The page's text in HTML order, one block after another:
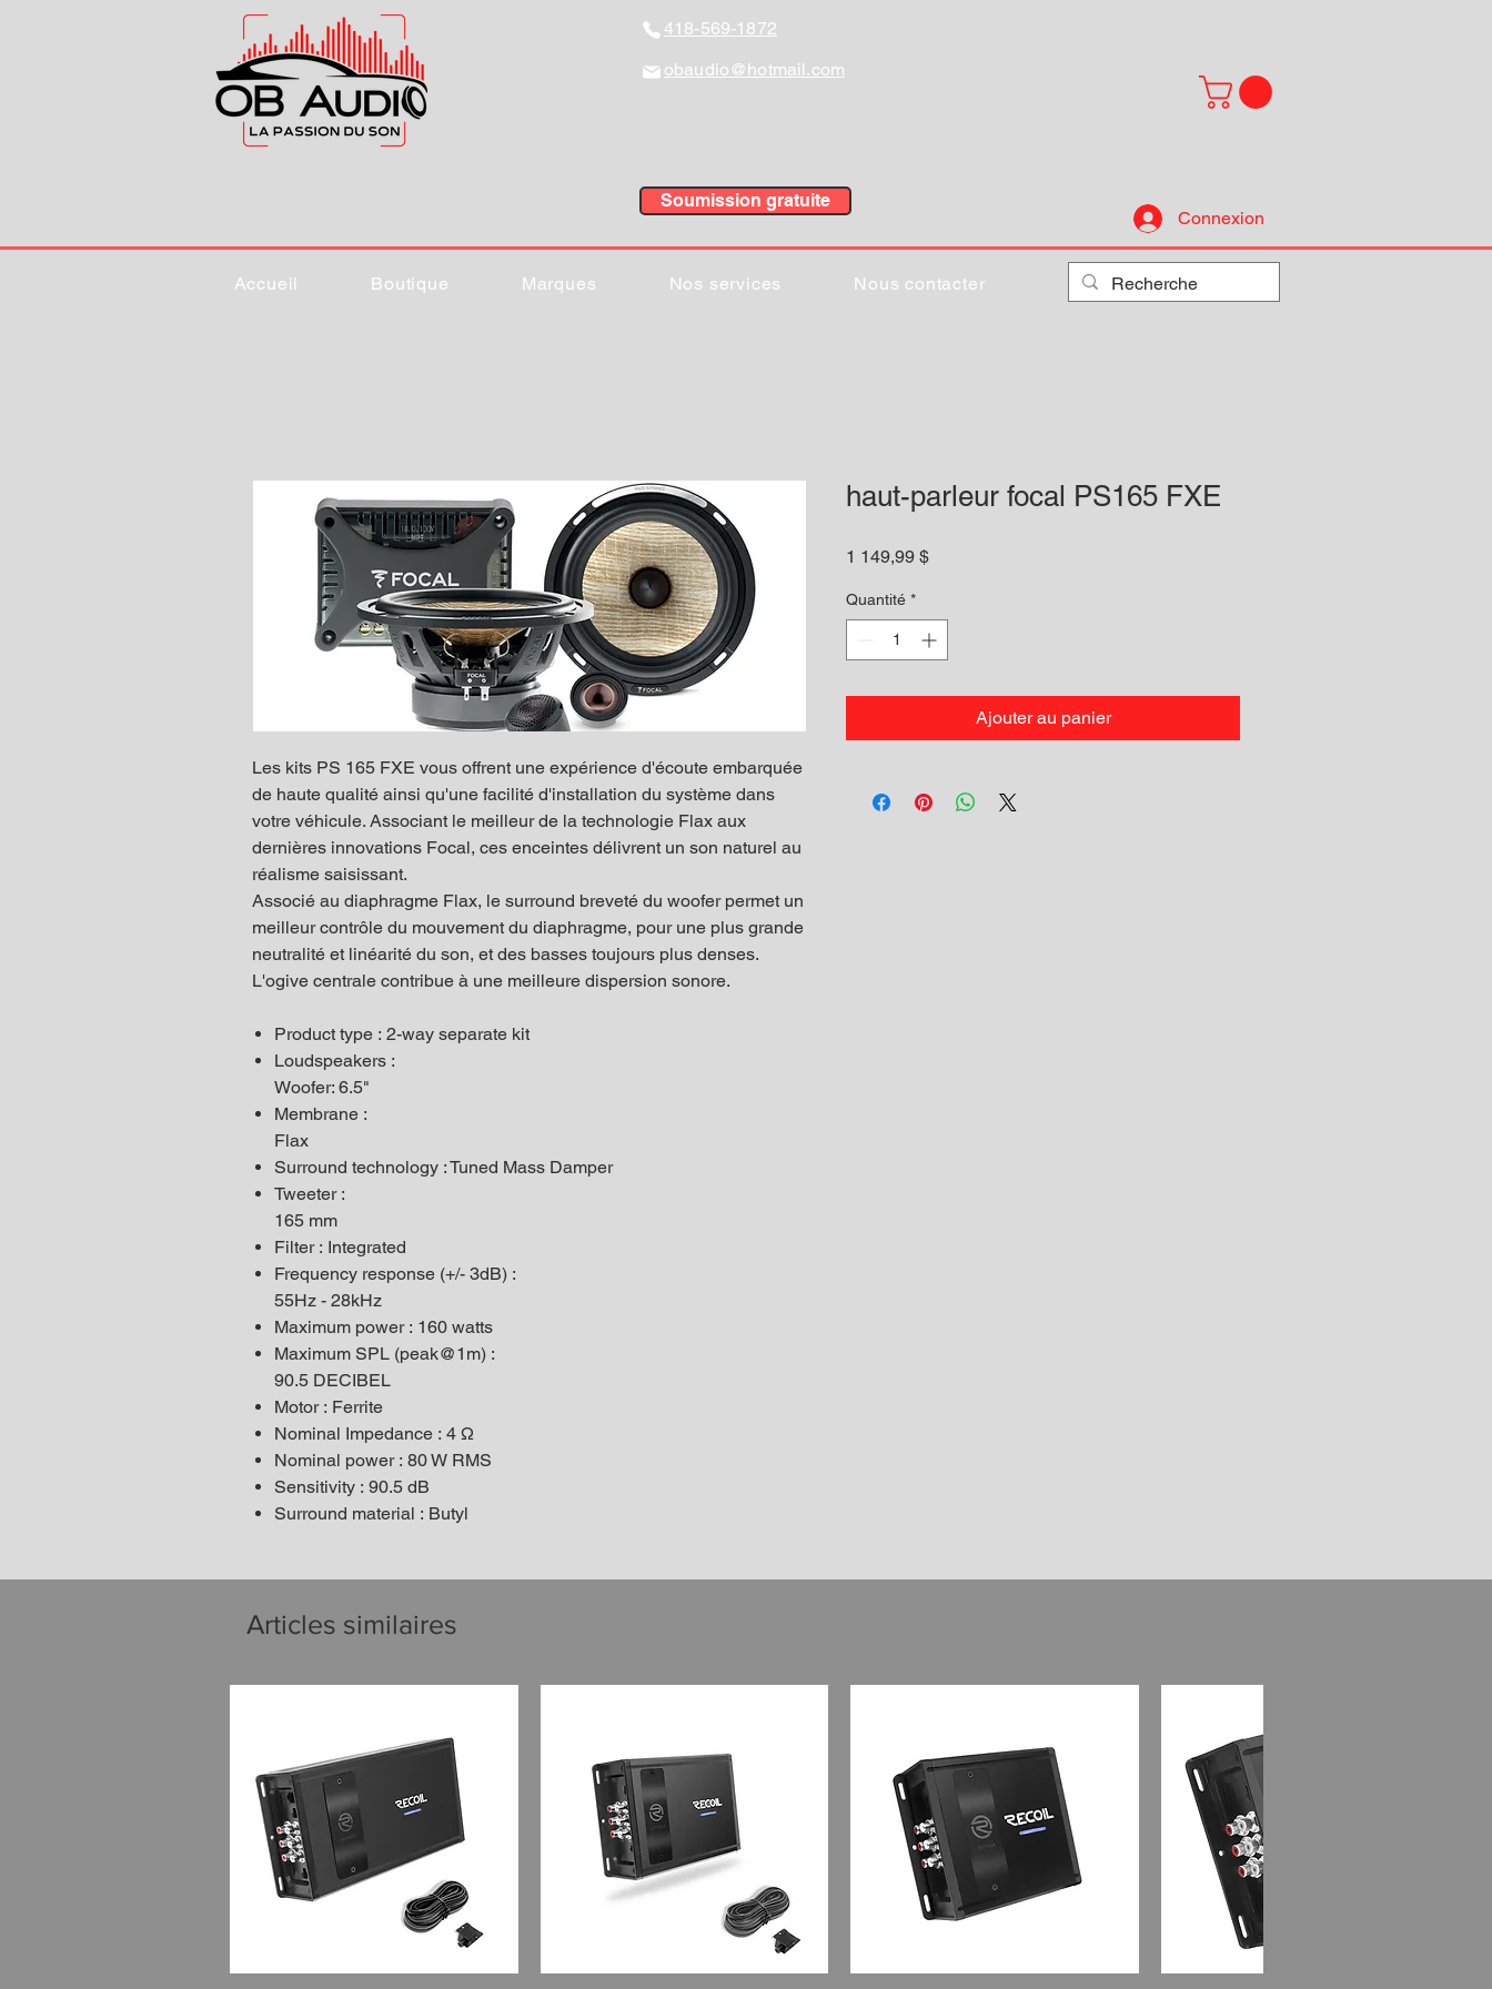
418-569-1872
obaudio@hotmail.com
Soumission gratuite
Connexion
Accueil Boutique Marques Nos services Nous contacter
Les kits PS 165 FXE vous offrent une expérience d'écoute embarquée
de haute qualité ainsi qu'une facilité d'installation du système dans
votre véhicule. Associant le meilleur de la technologie Flax aux
dernières innovations Focal, ces enceintes délivrent un son naturel au
réalisme saisissant.
Associé au diaphragme Flax, le surround breveté du woofer permet un
meilleur contrôle du mouvement du diaphragme, pour une plus grande
neutralité et linéarité du son, et des basses toujours plus denses.
L'ogive centrale contribue à une meilleure dispersion sonore.
Product type : 2-way separate kit
Loudspeakers :
Woofer: 6.5"
Membrane :
Flax
Surround technology : Tuned Mass Damper
Tweeter :
165 mm
Filter : Integrated
Frequency response (+/- 3dB) :
55Hz - 28kHz
Maximum power : 160 watts
Maximum SPL (peak@1m) :
90.5 DECIBEL
Motor : Ferrite
Nominal Impedance : 4 Ω
Nominal power : 80 W RMS
Sensitivity : 90.5 dB
Surround material : Butyl
haut-parleur focal PS165 FXE
1 149,99 $Prix
Quantité *
Ajouter au panier
Articles similaires